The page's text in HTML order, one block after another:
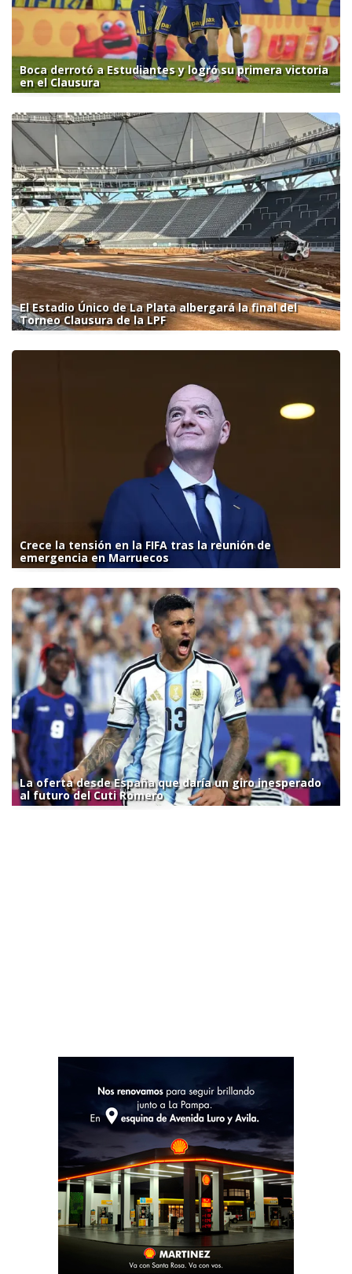
Boca derrotó a Estudiantes y logró su primera victoria
en el Clausura
El Estadio Único de La Plata albergará la final del
Torneo Clausura de la LPF
Crece la tensión en la FIFA tras la reunión de
emergencia en Marruecos
La oferta desde España que daría un giro inesperado
al futuro del Cuti Romero